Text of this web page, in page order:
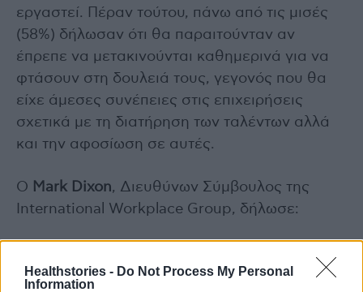
Healthstories - Do Not Process My Personal
Information
εργαστεί. Πέραν τούτου, πάνω από τις μισές
(58%) δήλωσαν ότι θα παραιτούνταν αν
έπρεπε να μετακινούνται καθημερινά για να
φτάσουν στη δουλειά τους, γεγονός που θα
είχε άμεσες συνέπειες στις επιχειρήσεις
σχετικά με τη διατήρηση των ταλέντων αλλά
και την αφοσίωση σε αυτές.
Ο Mark Dixon, Διευθύνων Σύμβουλος της
International Workplace Group, δήλωσε:
αναδεικνύουν τις σοβαρές προκλήσεις που